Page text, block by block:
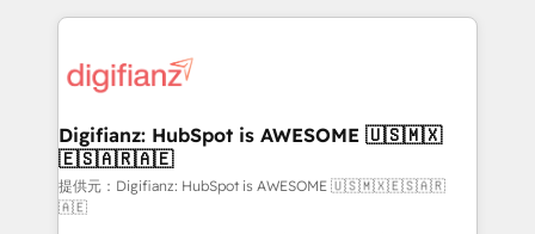
more people - Get the most out of your HubSpot
investment
operations that are causing inefficiencies, improve
supercharge revenue operations Key services: • CRM
Transformation / Web Development • RevOps &
Sales Consulting • Marketing Automation What
makes us different? 🚀 Top 0.5% of global HubSpot
agencies ⚙️ The strongest technical ability and
Digifianz: HubSpot is AWESOME 🇺🇸🇲🇽
🇪🇸🇦🇷🇦🇪
提供元：Digifianz: HubSpot is AWESOME 🇺🇸🇲🇽🇪🇸🇦🇷
🇦🇪